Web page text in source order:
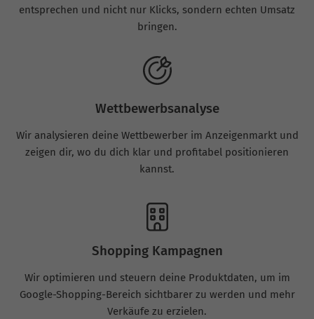
entsprechen und nicht nur Klicks, sondern echten Umsatz
bringen.
Wettbewerbsanalyse
Wir analysieren deine Wettbewerber im Anzeigenmarkt und
zeigen dir, wo du dich klar und profitabel positionieren
kannst.
Shopping Kampagnen
Wir optimieren und steuern deine Produktdaten, um im
Google-Shopping-Bereich sichtbarer zu werden und mehr
Verkäufe zu erzielen.